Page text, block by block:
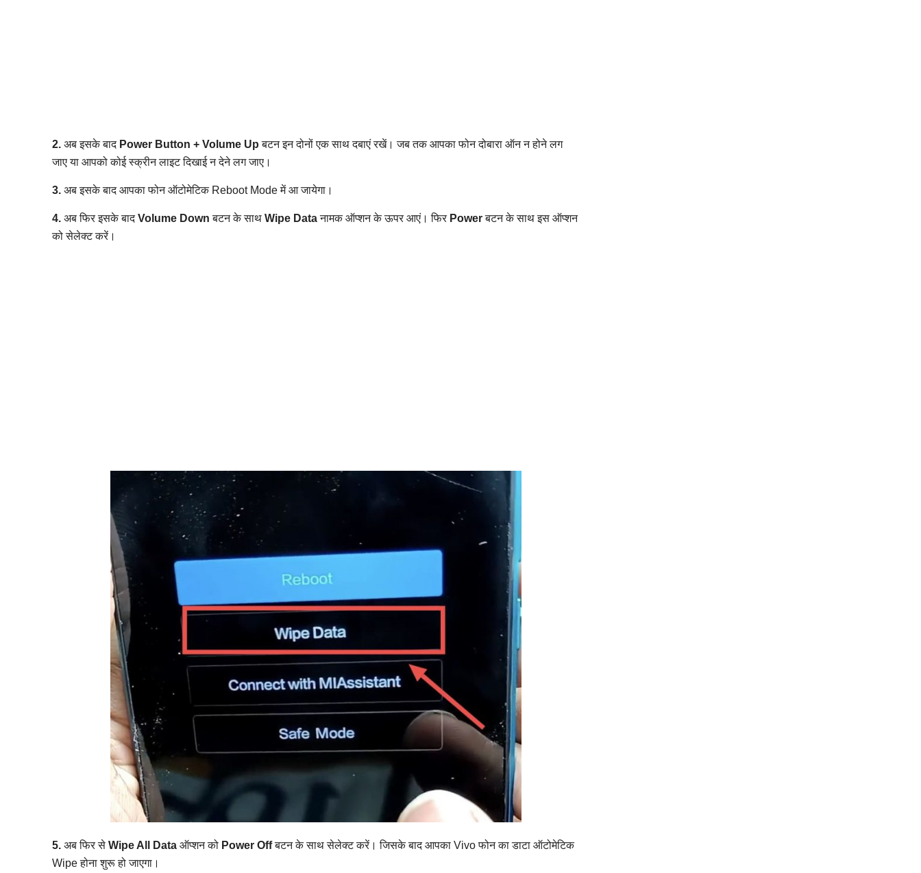
2. अब इसके बाद Power Button + Volume Up बटन इन दोनों एक साथ दबाएं रखें। जब तक आपका फोन दोबारा ऑन न होने लग
जाए या आपको कोई स्क्रीन लाइट दिखाई न देने लग जाए।
3. अब इसके बाद आपका फोन ऑटोमेटिक Reboot Mode में आ जायेगा।
4. अब फिर इसके बादVolume Down बटन के साथ Wipe Dataनामक ऑप्शन के ऊपर आएं। फिर Powerबटन के साथ इस ऑप्शन
को सेलेक्ट करें।
5. अब फिर से Wipe All Data ऑप्शन को Power Offबटन के साथ सेलेक्ट करें। जिसके बाद आपका Vivo फोन का डाटा ऑटोमेटिक
Wipe होना शुरू हो जाएगा।